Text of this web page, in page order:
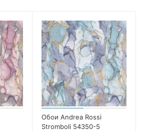
Обои Andrea Rossi
Stromboli 54350-5